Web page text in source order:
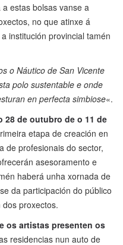
estas bolsas vanse a
no que atinxe á
institución provincial tamén
o Náutico de San Vicente
polo sustentable e onde
en perfecta simbiose«.
28 de outubro de o 11 de
etapa de creación en
de profesionais do sector,
asesoramento e
haberá unha xornada de
da participación do público
proxectos.
os artistas presenten os
residencias nun auto de